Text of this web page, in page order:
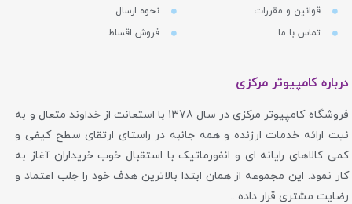
قوانین و مقررات
تماس با ما
نحوه ارسال
فروش اقساط
درباره کامپیوتر مرکزی
فروشگاه کامپیوتر مرکزی در سال 1378 با استعانت از خداوند متعال و به
نیت ارائه خدمات ارزنده و همه جانبه در راستای ارتقای سطح کیفی و
کمی کالاهای رایانه ای و انفورماتیک با استقبال خوب خریداران آغاز به
کار نمود. این مجموعه از همان ابتدا بالاترین هدف خود را جلب اعتماد و
رضایت مشتری قرار داده ...